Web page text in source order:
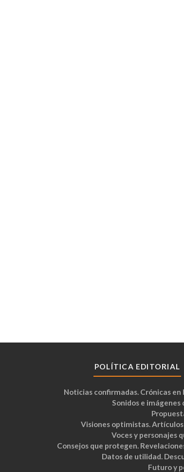
POLÍTICA EDITORIAL
Noticias confirmadas. Crónicas en
Sonidos e imágenes
Visiones optimistas.
Voces y personajes
Consejos que protegen.
Datos de utilidad.
Futuro y